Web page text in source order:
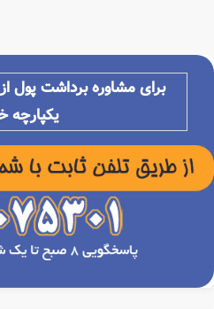
برای مشاوره برداشت پول
یکپارچه